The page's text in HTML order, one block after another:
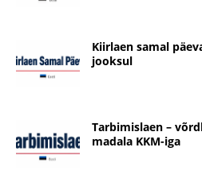
Kiirlaen samal
jooksul
Tarbimislaen –
madala KKM-iga